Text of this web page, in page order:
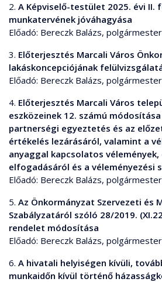
2. A Képviselő-testület 2025. évi II.
munkatervének jóváhagyása
Előadó: Bereczk Balázs, polgármester
3. Előterjesztés Marcali Város
lakáskoncepciójának
Előadó: Bereczk Balázs, polgármester
4. Előterjesztés Marcali Város
eszközeinek 12. számú
partnerségi egyeztetés és az
értékelés lezárásáról, valamint a
anyaggal kapcsolatos
elfogadásáról és a véleményezési
Előadó: Bereczk Balázs, polgármester
5. Az Önkormányzat Szervezeti és
Szabályzatáról szóló 28/2019.
rendelet módosítása
Előadó: Bereczk Balázs, polgármester
6. A hivatali helyiségen kívüli,
munkaidőn kívül történő